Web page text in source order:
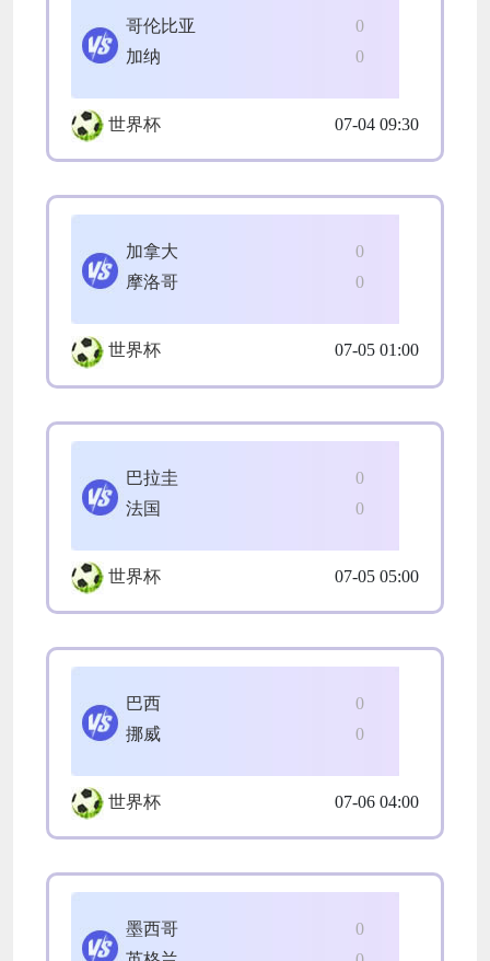
0
哥伦比亚
0
加纳
世界杯 07-04 09:30
0
加拿大
0
摩洛哥
世界杯 07-05 01:00
0
巴拉圭
0
法国
世界杯 07-05 05:00
0
巴西
0
挪威
世界杯 07-06 04:00
0
墨西哥